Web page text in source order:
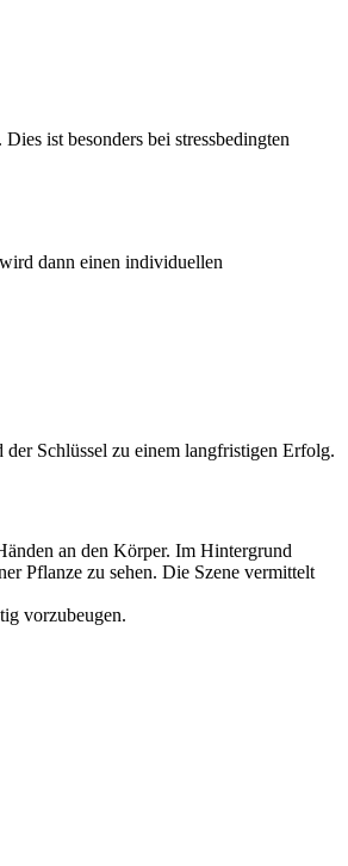
ist besonders bei stressbedingten
dann einen individuellen
der Schlüssel zu einem langfristigen Erfolg.
vorzubeugen.